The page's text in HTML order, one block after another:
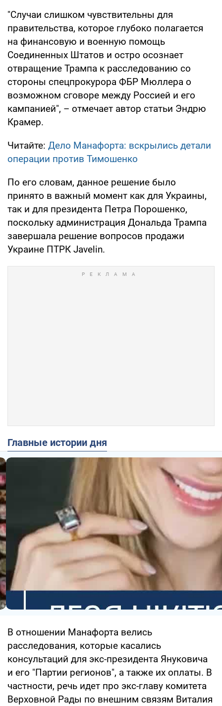
"Случаи слишком чувствительны для
правительства, которое глубоко полагается
на финансовую и военную помощь
Соединенных Штатов и остро осознает
отвращение Трампа к расследованию со
стороны спецпрокурора ФБР Мюллера о
возможном сговоре между Россией и его
кампанией", – отмечает автор статьи Эндрю
Крамер.
Читайте: Дело Манафорта: вскрылись детали
операции против Тимошенко
По его словам, данное решение было
принято в важный момент как для Украины,
так и для президента Петра Порошенко,
поскольку администрация Дональда Трампа
завершала решение вопросов продажи
Украине ПТРК Javelin.
Главные истории дня
В отношении Манафорта велись
расследования, которые касались
консультаций для экс-президента Януковича
и его "Партии регионов", а также их оплаты. В
частности, речь идет про экс-главу комитета
Верховной Рады по внешним связям Виталия